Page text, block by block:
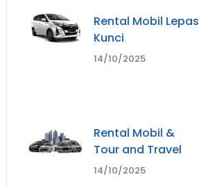
Rental Mobil Lepas
Kunci
14/10/2025
Rental Mobil &
Tour and Travel
14/10/2025